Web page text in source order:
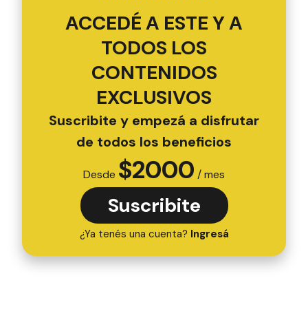
ACCEDÉ A ESTE Y A
TODOS LOS
CONTENIDOS
EXCLUSIVOS
Suscribite y empezá a disfrutar
de todos los beneficios
Desde $2000 / mes
Suscribite
¿Ya tenés una cuenta? Ingresá